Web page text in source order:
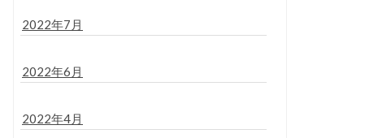
2022年7月
2022年6月
2022年4月